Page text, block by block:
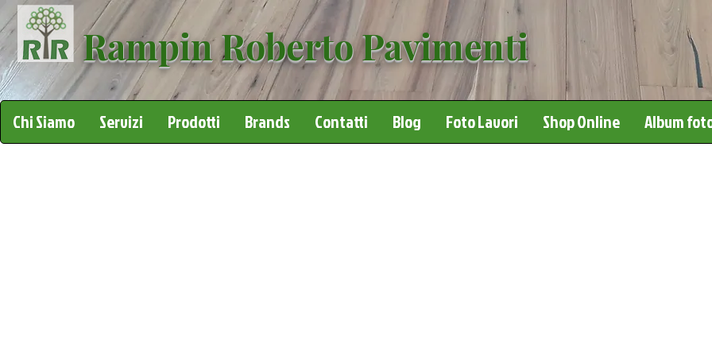
Rampin Roberto Pavimenti
Chi Siamo Servizi Prodotti Brands Contatti Blog Foto Lavori Shop Online Album